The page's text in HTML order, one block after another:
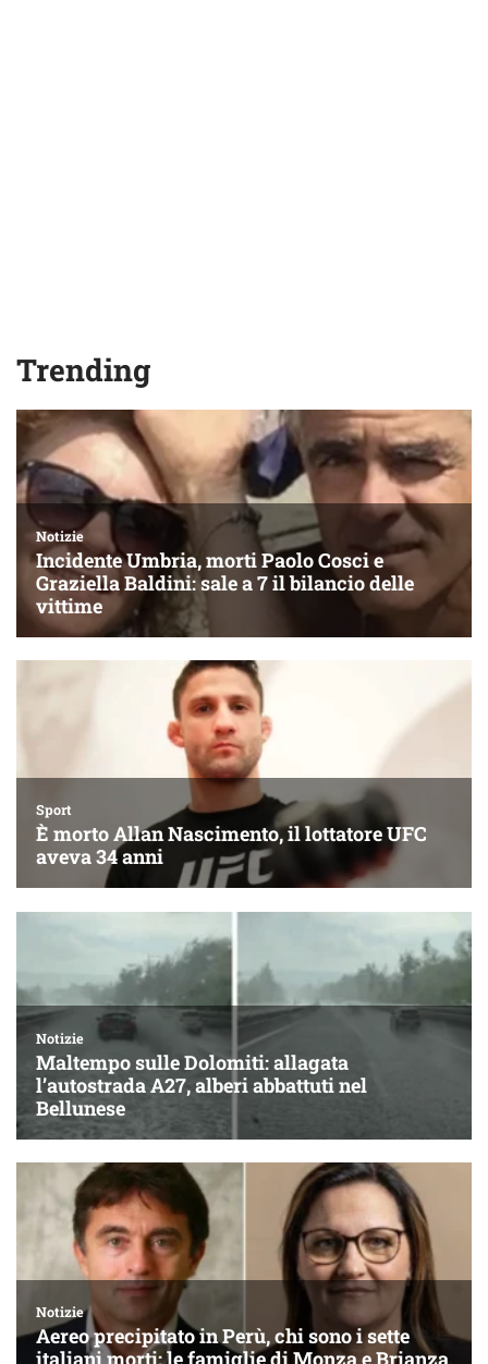
Trending